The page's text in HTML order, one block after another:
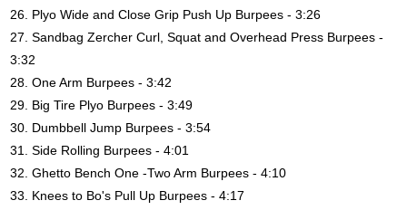
26. Plyo Wide and Close Grip Push Up Burpees - 3:26
27. Sandbag Zercher Curl, Squat and Overhead Press Burpees -
3:32
28. One Arm Burpees - 3:42
29. Big Tire Plyo Burpees - 3:49
30. Dumbbell Jump Burpees - 3:54
31. Side Rolling Burpees - 4:01
32. Ghetto Bench One -Two Arm Burpees - 4:10
33. Knees to Bo's Pull Up Burpees - 4:17